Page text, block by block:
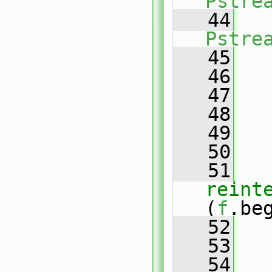
   44
   45
   46
   47
   48
   49
   50
   51
( f
   52
   53
   54